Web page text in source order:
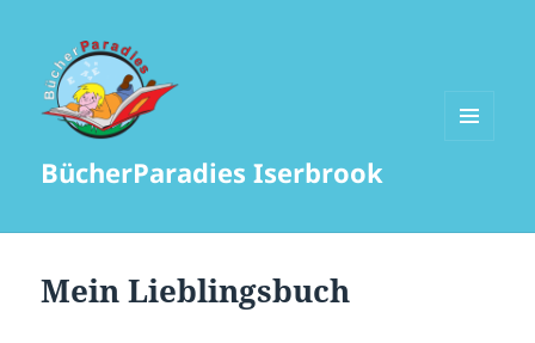
BücherParadies Iserbrook
Mein Lieblingsbuch